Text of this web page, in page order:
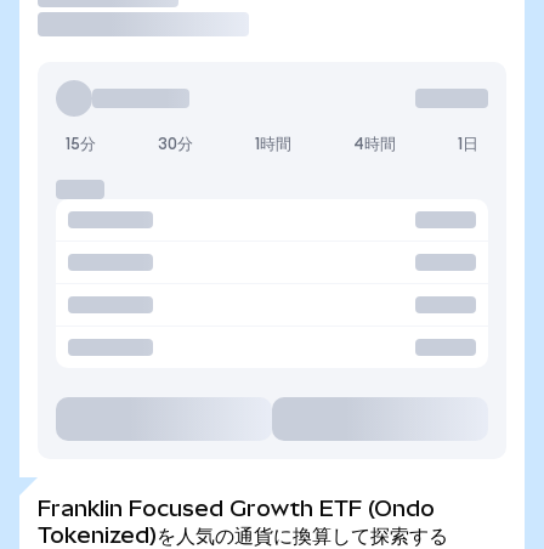
15分 30分 1時間 4時間 1日
Franklin Focused Growth ETF (Ondo
Tokenized)を人気の通貨に換算して探索する